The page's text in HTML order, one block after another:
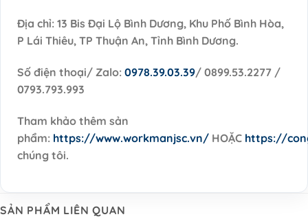
Địa chỉ: 13 Bis Đại Lộ Bình Dương, Khu Phố Bình Hòa,
P Lái Thiêu, TP Thuận An, Tỉnh Bình Dương.
Số điện thoại/ Zalo: 0978.39.03.39/ 0899.53.2277 /
0793.793.993
Tham khảo thêm sản
phẩm: https://www.workmanjsc.vn/ HOẶC https://
chúng tôi.
SẢN PHẨM LIÊN QUAN